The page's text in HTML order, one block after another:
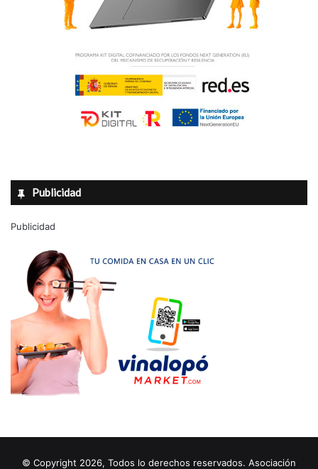
Publicidad
Publicidad
© Copyright 2026, Todos lo derechos reservados. Asociación